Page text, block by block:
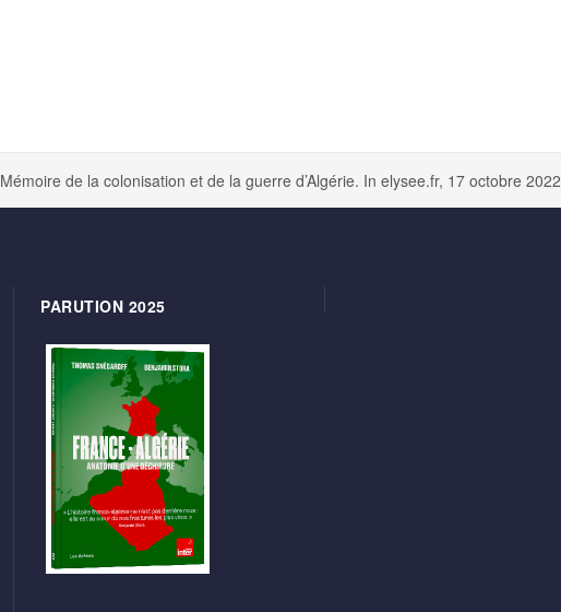
Mémoire de la colonisation et de la guerre d’Algérie. In elysee.fr, 17 octobre 2022
PARUTION 2025